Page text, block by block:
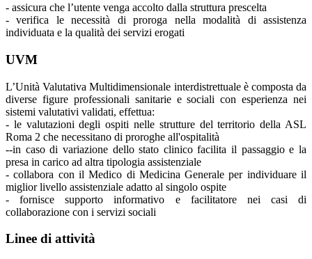
- assicura che l’utente venga accolto dalla struttura prescelta
- verifica le necessità di proroga nella modalità di assistenza
individuata e la qualità dei servizi erogati
UVM
L’Unità Valutativa Multidimensionale interdistrettuale è composta da
diverse figure professionali sanitarie e sociali con esperienza nei
sistemi valutativi validati, effettua:
- le valutazioni degli ospiti nelle strutture del territorio della ASL
Roma 2 che necessitano di proroghe all'ospitalità
--in caso di variazione dello stato clinico facilita il passaggio e la
presa in carico ad altra tipologia assistenziale
- collabora con il Medico di Medicina Generale per individuare il
miglior livello assistenziale adatto al singolo ospite
- fornisce supporto informativo e facilitatore nei casi di
collaborazione con i servizi sociali
Linee di attività